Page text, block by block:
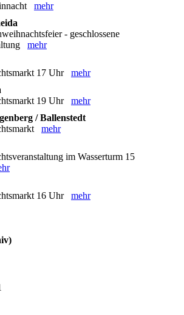
mehr
- geschlossene
mehr
17 Uhr mehr
19 Uhr mehr
/ Ballenstedt
mehr
im Wasserturm 15
16 Uhr mehr